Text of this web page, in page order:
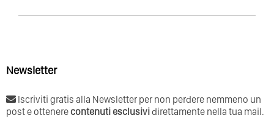
Newsletter
Iscriviti gratis alla Newsletter per non perdere nemmeno un
post e ottenerecontenuti esclusividirettamente nella tua mail.